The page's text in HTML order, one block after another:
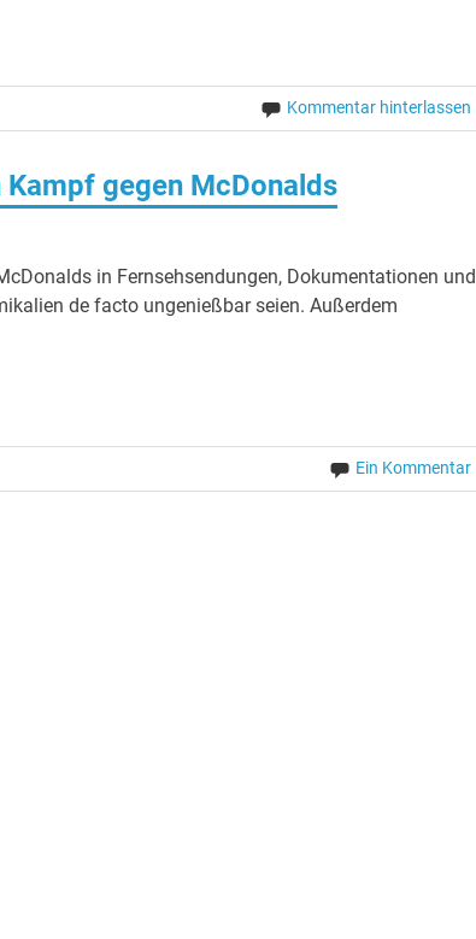
Kommentar hinterlassen
gegen McDonalds
in Fernsehsendungen, Dokumentationen und
de facto ungenießbar seien. Außerdem
Ein Kommentar